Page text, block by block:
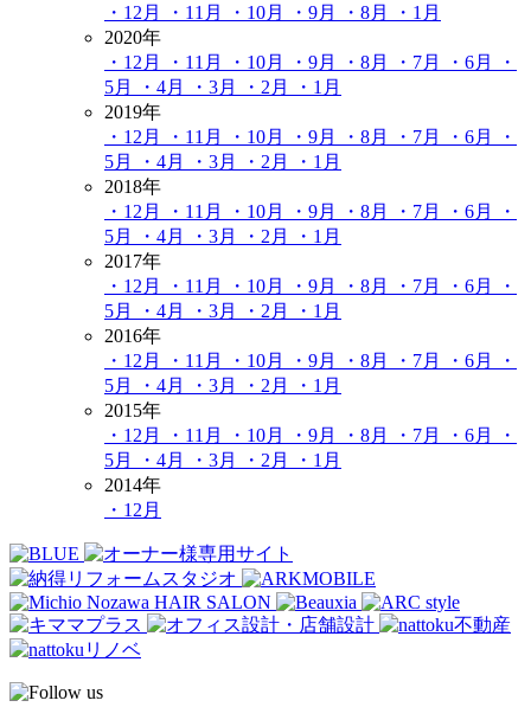
・12月
・11月 ・10月 ・9月 ・8月
・1月
2020年
・12月
・11月 ・10月 ・9月 ・8月 ・7月 ・6月
・
5月
・4月 ・3月 ・2月
・1月
2019年
・12月
・11月 ・10月 ・9月 ・8月 ・7月 ・6月
・
5月
・4月 ・3月 ・2月
・1月
2018年
・12月
・11月 ・10月 ・9月 ・8月 ・7月 ・6月
・
5月
・4月 ・3月 ・2月
・1月
2017年
・12月
・11月 ・10月 ・9月 ・8月 ・7月 ・6月
・
5月
・4月 ・3月 ・2月
・1月
2016年
・12月
・11月 ・10月 ・9月 ・8月 ・7月 ・6月
・
5月
・4月 ・3月 ・2月
・1月
2015年
・12月
・11月 ・10月 ・9月 ・8月 ・7月 ・6月
・
5月
・4月 ・3月 ・2月
・1月
2014年
・12月